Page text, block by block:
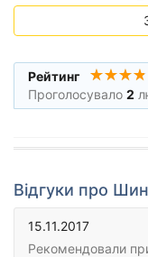
Рейтинг
Проголосувало 2
Відгуки про
15.11.2017
Рекомендовали